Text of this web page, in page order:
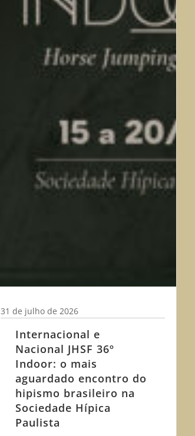
Internacional e
Nacional JHSF 36º
Indoor: o mais
aguardado encontro do
hipismo brasileiro na
Sociedade Hípica
Paulista
31 de julho de 2026